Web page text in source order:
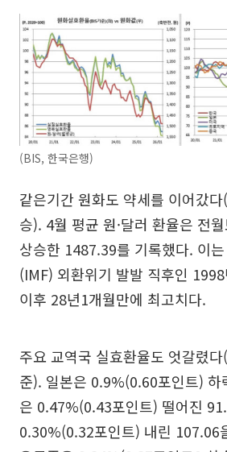
(BIS, 한국은행)
같은기간 원화도 약세를 이어갔다
승). 4월 평균 원·달러 환율은 전
상승한 1487.39를 기록했다. 이
(IMF) 외환위기 발발 직후인
이후 28년1개월만에 최고치다.
주요 교역국 실효환율도 엇갈렸
준). 일본은 0.9%(0.60포인트) 하
은 0.47%(0.43포인트) 떨어진
0.30%(0.32포인트) 내린 107.06